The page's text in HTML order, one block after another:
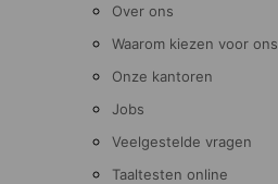
Over ons
Waarom kiezen voor ons
Onze kantoren
Jobs
Veelgestelde vragen
Taaltesten online